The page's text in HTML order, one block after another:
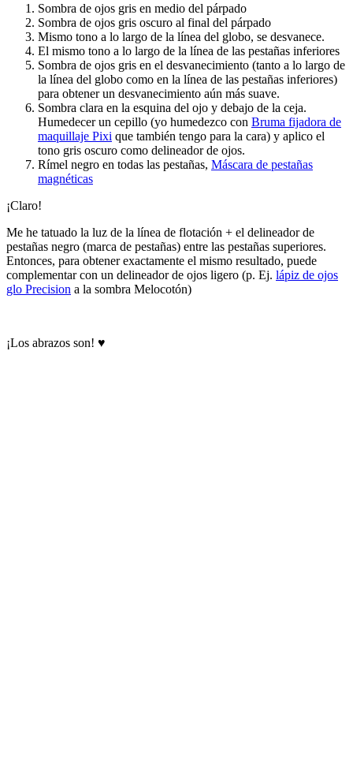
Sombra de ojos gris en medio del párpado
Sombra de ojos gris oscuro al final del párpado
Mismo tono a lo largo de la línea del globo, se desvanece.
El mismo tono a lo largo de la línea de las pestañas inferiores
Sombra de ojos gris en el desvanecimiento (tanto a lo largo de
la línea del globo como en la línea de las pestañas inferiores)
para obtener un desvanecimiento aún más suave.
Sombra clara en la esquina del ojo y debajo de la ceja.
Humedecer un cepillo (yo humedezco con Bruma fijadora de
maquillaje Pixi que también tengo para la cara) y aplico el
tono gris oscuro como delineador de ojos.
Rímel negro en todas las pestañas, Máscara de pestañas
magnéticas
¡Claro!
Me he tatuado la luz de la línea de flotación + el delineador de
pestañas negro (marca de pestañas) entre las pestañas superiores.
Entonces, para obtener exactamente el mismo resultado, puede
complementar con un delineador de ojos ligero (p. Ej. lápiz de ojos
glo Precision a la sombra Melocotón)
¡Los abrazos son! ♥